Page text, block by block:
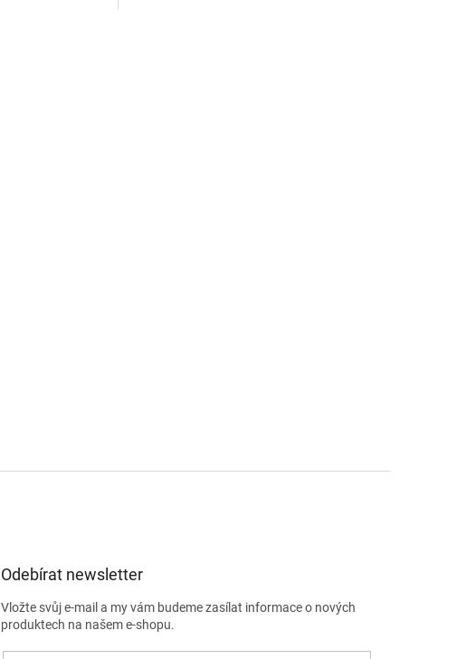
Odebírat newsletter
Vložte svůj e-mail a my vám budeme zasílat informace o nových
produktech na našem e-shopu.